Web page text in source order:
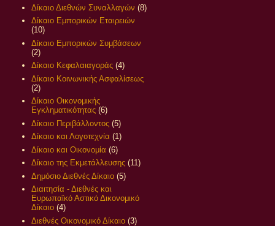
Δίκαιο Διεθνών Συναλλαγών (8)
Δίκαιο Εμπορικών Εταιρειών
(10)
Δίκαιο Εμπορικών Συμβάσεων
(2)
Δίκαιο Κεφαλαιαγοράς (4)
Δίκαιο Κοινωνικής Ασφαλίσεως
(2)
Δίκαιο Οικονομικής
Εγκληματικότητας (6)
Δίκαιο Περιβάλλοντος (5)
Δίκαιο και Λογοτεχνία (1)
Δίκαιο και Οικονομία (6)
Δίκαιο της Εκμετάλλευσης (11)
Δημόσιο Διεθνές Δίκαιο (5)
Διαιτησία - Διεθνές και
Ευρωπαϊκό Αστικό Δικονομικό
Δίκαιο (4)
Διεθνές Οικονομικό Δίκαιο (3)